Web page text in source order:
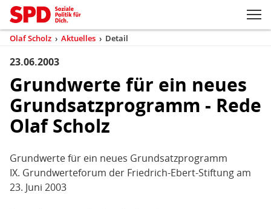
Kopfbereich
Sprungmarken-
Navigation
Hauptnavigation
Sie
sind
Olaf Scholz › Aktuelles › Detail
Inhaltsbereich
Detail
23.06.2003
Grundwerte für ein neues
Grundsatzprogramm - Rede
Olaf Scholz
Grundwerte für ein neues Grundsatzprogramm
IX. Grundwerteforum der Friedrich-Ebert-Stiftung am
23. Juni 2003